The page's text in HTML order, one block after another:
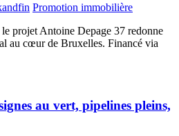
Promotion immobilière
projet Antoine Depage 37 redonne
au cœur de Bruxelles. Financé via
au vert, pipelines pleins,